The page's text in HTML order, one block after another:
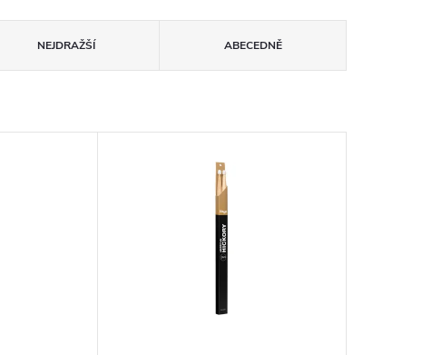
NEJDRAŽŠÍ ABECEDNĚ